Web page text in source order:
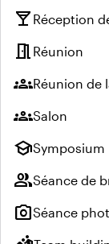
local_bar Réception
meeting_room Réunion
groupsRéunion de
groupsSalon
schoolSymposium
groupSéance de
photo_cameraSéance